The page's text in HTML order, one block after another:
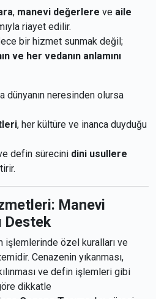
, manevi değerlere ve aile
riayet edilir.
bir hizmet sunmak değil;
ve her vedanın anlamını
dünyanın neresinden olursa
, her kültüre ve inanca duyduğu
ve defin sürecini dini usullere
Manevi
Destek
işlemlerinde özel kuralları ve
Cenazenin yıkanması,
ve defin işlemleri gibi
dikkatle